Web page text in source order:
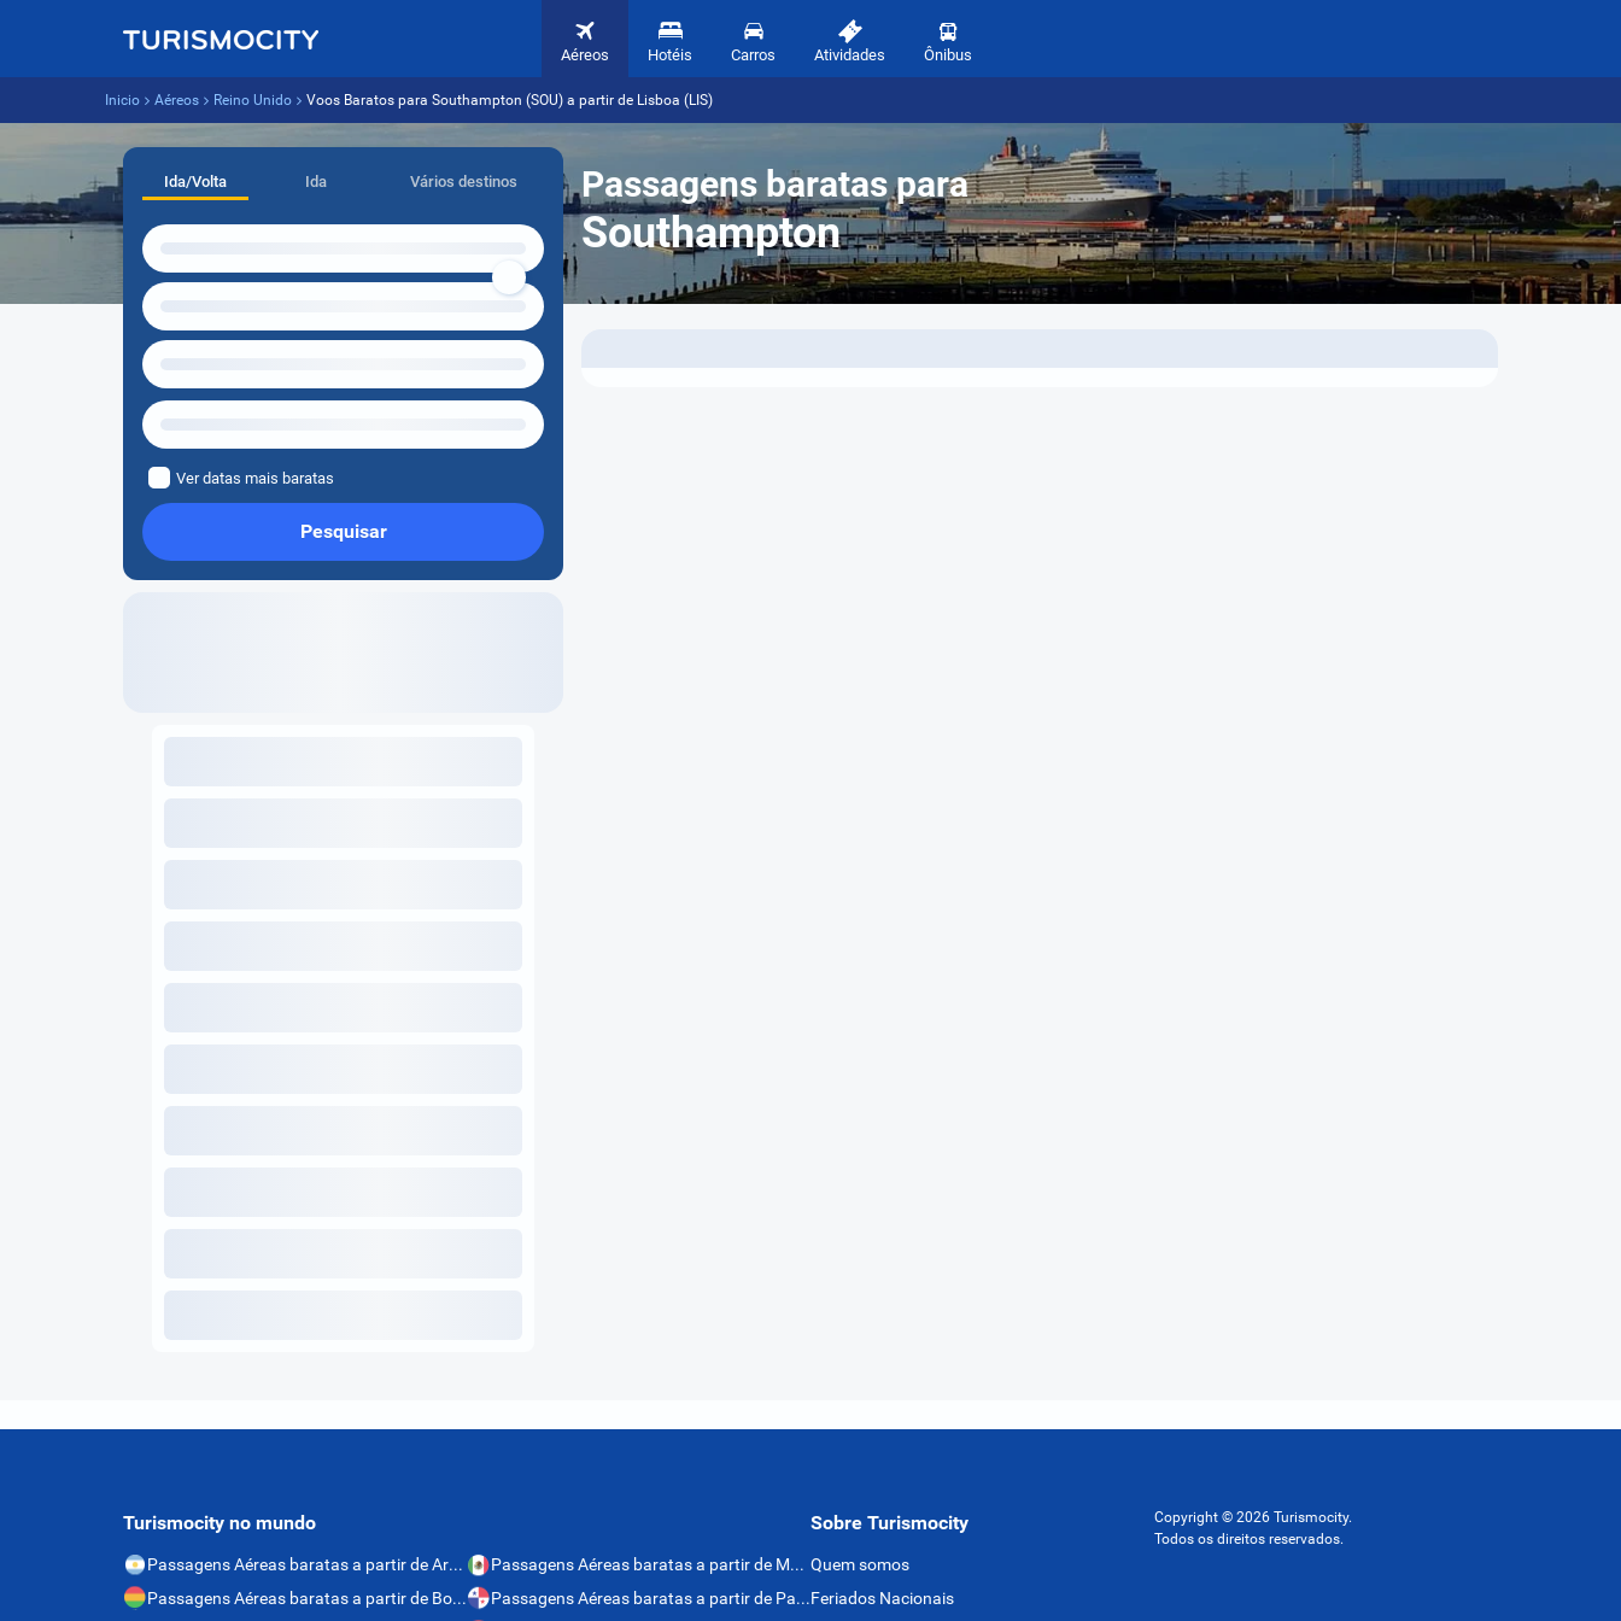
Aéreos Hotéis Carros Atividades Ônibus
Inicio Aéreos Reino Unido Voos Baratos para Southampton (SOU) a partir de Lisboa (LIS)
Passagens baratas para
Southampton
Ida/Volta Ida Vários destinos
Ver datas mais baratas
Pesquisar
Turismocity no mundo
Passagens Aéreas baratas a partir de Argentina
Passagens Aéreas baratas a partir de Bolívia
Passagens Aéreas baratas a partir de México
Passagens Aéreas baratas a partir de Panamá
Sobre Turismocity
Quem somos
Feriados Nacionais
Copyright © 2026 Turismocity.
Todos os direitos reservados.